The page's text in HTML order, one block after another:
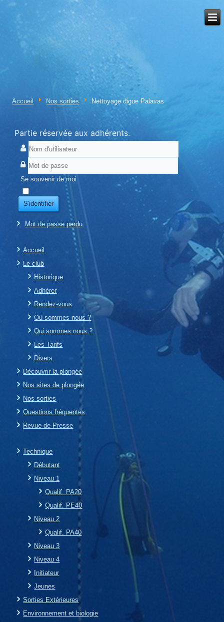
Accueil Nos sorties Nettoyage digue Palavas
Partie réservée aux adhérents.
Se souvenir de moi
S'identifier
Mot de passe perdu
Accueil
Le club
Historique
Adhérer
Rendez-vous
Où sommes nous ?
Qui sommes nous ?
Les Tarifs
Divers
Découvrir la plongée
Nos sites de plongée
Nos sorties
Questions fréquentes
Revue de Presse
Technique
Débutant
Niveau 1
Qualif. PA20
Qualif. PE40
Niveau 2
Qualif. PA40
Niveau 3
Niveau 4
Initiateur
Jeunes
Sorties Extérieures
Environnement et biologie